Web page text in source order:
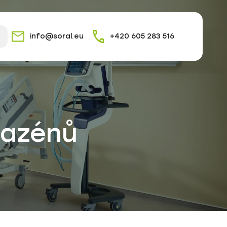
info@soral.eu +420 605 283 516